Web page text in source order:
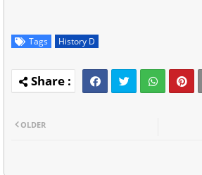
Tags History D
OLDER